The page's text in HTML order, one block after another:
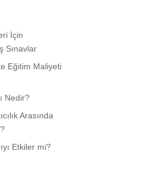
İçin
Sınavlar
Eğitim Maliyeti
Nedir?
Arasında
Etkiler mi?